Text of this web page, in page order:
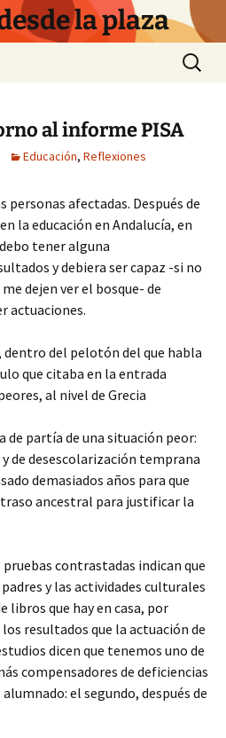
la plaza
Buscar:
al informe PISA
Educación, Reflexiones
personas afectadas. Después de
la educación en Andalucía, en
tener alguna
y debiera ser capaz -si no
dejen ver el bosque- de
actuaciones.
dentro del pelotón del que habla
que citaba en la entrada
al nivel de Grecia
de partía de una situación peor:
de desescolarización temprana
demasiados años para que
ancestral para justificar la
pruebas contrastadas indican que
y las actividades culturales
libros que hay en casa, por
resultados que la actuación de
dicen que tenemos uno de
compensadores de deficiencias
el segundo, después de